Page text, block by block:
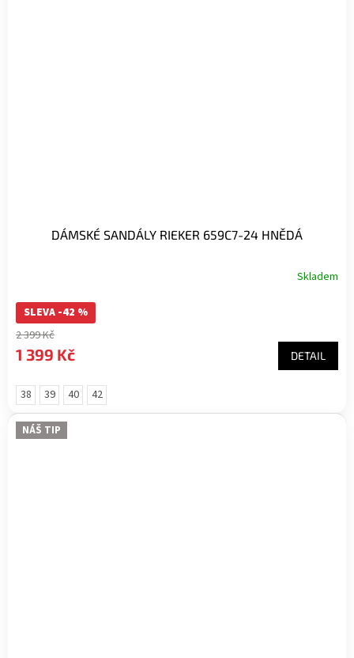
DÁMSKÉ SANDÁLY RIEKER 659C7-24 HNĚDÁ
Skladem
SLEVA -42 %
2 399 Kč
1 399 Kč DETAIL
38 39 40 42
NÁŠ TIP